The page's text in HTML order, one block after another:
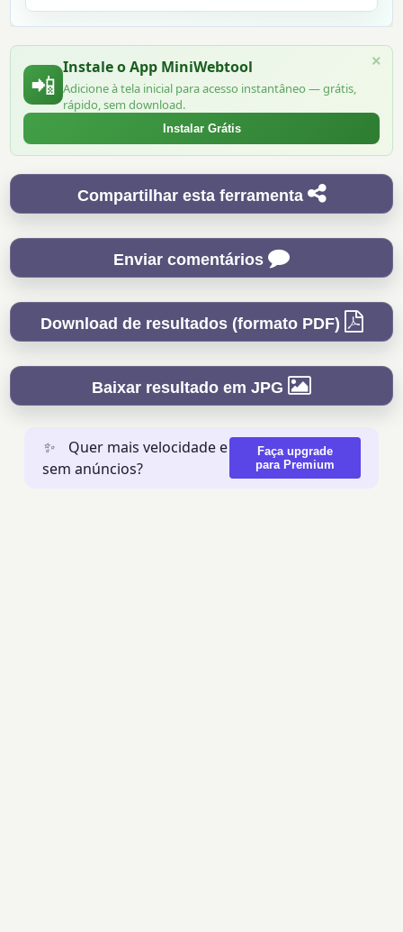
📲
Instale o App MiniWebtool
Adicione à tela inicial para acesso instantâneo — grátis,
rápido, sem download.
Instalar Grátis
×
Compartilhar esta ferramenta
Enviar comentários
Download de resultados (formato PDF)
Baixar resultado em JPG
✨
Quer mais velocidade e
sem anúncios?
Faça upgrade
para Premium